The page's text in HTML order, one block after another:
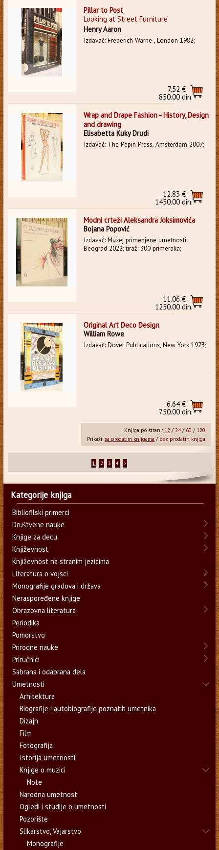
Pillar to Post
Looking at Street Furniture
Henry Aaron
Izdavač: Frederich Warne , London 1982;
7.52 €
850.00 din.
Wrap and Drape Fashion - History, Design
and drawing
Elisabetta Kuky Drudi
Izdavač: The Pepin Press, Amsterdam 2007;
12.83 €
1450.00 din.
Modni crteži Aleksandra Joksimovića
Bojana Popović
Izdavač: Muzej primenjene umetnosti,
Beograd 2022; tiraž: 300 primeraka;
11.06 €
1250.00 din.
Original Art Deco Design
William Rowe
Izdavač: Dover Publications, New York 1973;
6.64 €
750.00 din.
Knjiga po strani: 12 /24/ 60 / 120
Prikaži: sa prodatim knjigama / bez prodatih knjiga
1 2 3 4 >
Kategorije knjiga
Bibliofilski primerci
Društvene nauke
Knjige za decu
Književnost
Književnost na stranim jezicima
Literatura o vojsci
Monografije gradova i država
Neraspoređene knjige
Obrazovna literatura
Periodika
Pomorstvo
Prirodne nauke
Priručnici
Sabrana i odabrana dela
Umetnosti
Arhitektura
Biografije i autobiografije poznatih umetnika
Dizajn
Film
Fotografija
Istorija umetnosti
Knjige o muzici
Note
Narodna umetnost
Ogledi i studije o umetnosti
Pozorište
Slikarstvo, Vajarstvo
Monografije